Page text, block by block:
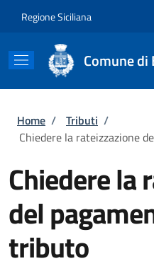
Regione Siciliana
Comune
Briciole di pane
Home / Tributi /
Chiedere la rateizzazione
Chiedere la
del
tributo